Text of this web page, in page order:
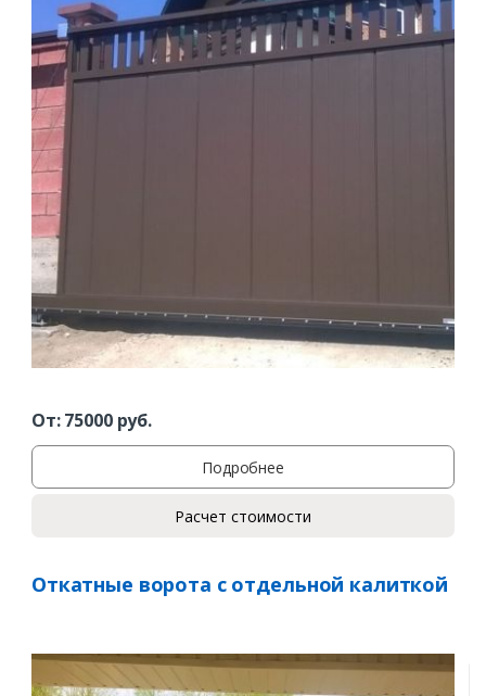
Заказать
От:75000руб.
Подробнее
Расчет стоимости
Откатные ворота с отдельной калиткой